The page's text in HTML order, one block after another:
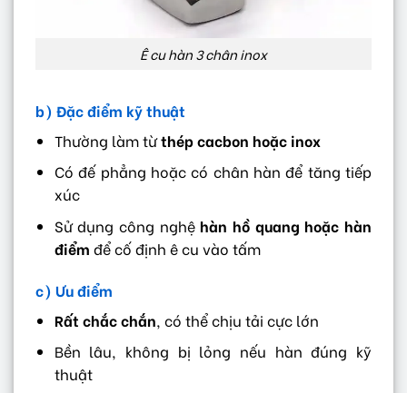
Ê cu hàn 3 chân inox
b) Đặc điểm kỹ thuật
Thường làm từthép cacbon hoặc inox
Có đế phẳng hoặc có chân hàn để tăng tiếp
xúc
Sử dụng công nghệhàn hồ quang hoặc hàn
điểm để cố định ê cu vào tấm
c) Ưu điểm
Rất chắc chắn , có thể chịu tải cực lớn
Bền lâu, không bị lỏng nếu hàn đúng kỹ
thuật